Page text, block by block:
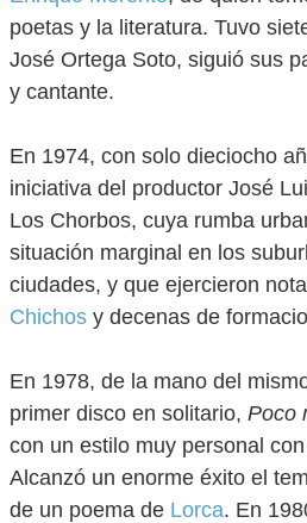
poetas y la literatura. Tuvo
José Ortega Soto, siguió sus
y cantante.
En 1974, con solo dieciocho
iniciativa del productor José
Los Chorbos, cuya rumba
situación marginal en los
ciudades, y que ejercieron
Chichos y decenas de
En 1978, de la mano del
primer disco en solitario, Poco
con un estilo muy personal
Alcanzó un enorme éxito el
de un poema de Lorca. En